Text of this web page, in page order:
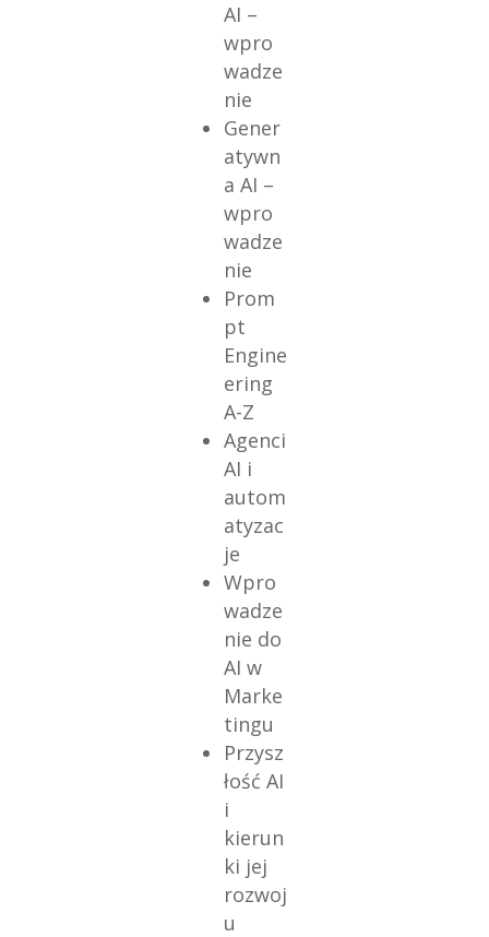
AI –
wpro
wadze
nie
Gener
atywn
a AI –
wpro
wadze
nie
Prom
pt
Engine
ering
A-Z
Agenci
AI i
autom
atyzac
je
Wpro
wadze
nie do
AI w
Marke
tingu
Przysz
łość AI
i
kierun
ki jej
rozwoj
u